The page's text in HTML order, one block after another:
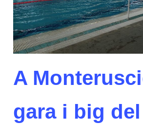
A
gara i big del